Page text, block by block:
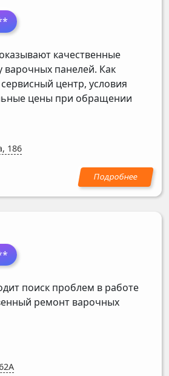
качественные
варочных панелей. Как
центр, условия
цены при обращении
186
поиск проблем в работе
ремонт варочных